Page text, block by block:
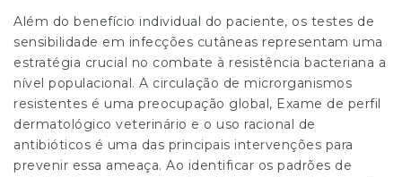
Além do benefício individual do paciente, os testes de
sensibilidade em infecções cutâneas representam uma
estratégia crucial no combate à resistência bacteriana a
nível populacional. A circulação de microrganismos
resistentes é uma preocupação global, Exame de perfil
dermatológico veterinário e o uso racional de
antibióticos é uma das principais intervenções para
prevenir essa ameaça. Ao identificar os padrões de